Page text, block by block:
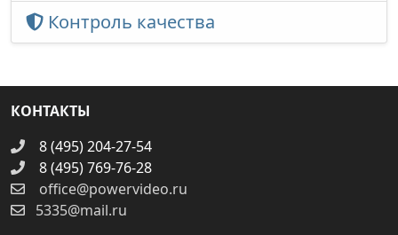
Контроль качества
КОНТАКТЫ
8 (495) 204-27-54
8 (495) 769-76-28
office@powervideo.ru
5335@mail.ru